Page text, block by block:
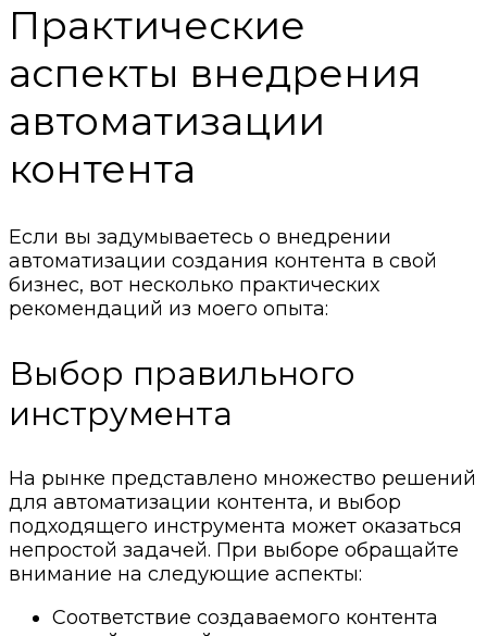
Практические
аспекты внедрения
автоматизации
контента
Если вы задумываетесь о внедрении
автоматизации создания контента в свой
бизнес, вот несколько практических
рекомендаций из моего опыта:
Выбор правильного
инструмента
На рынке представлено множество решений
для автоматизации контента, и выбор
подходящего инструмента может оказаться
непростой задачей. При выборе обращайте
внимание на следующие аспекты:
Соответствие создаваемого контента